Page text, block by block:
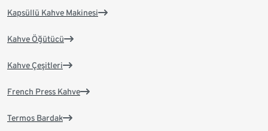
Kapsüllü Kahve Makinesi
Kahve Öğütücü
Kahve Çeşitleri
French Press Kahve
Termos Bardak